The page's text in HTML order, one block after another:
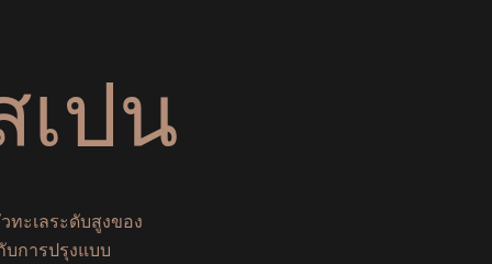
ปน
ะเลระดับสูงของ
บการปรุงแบบ